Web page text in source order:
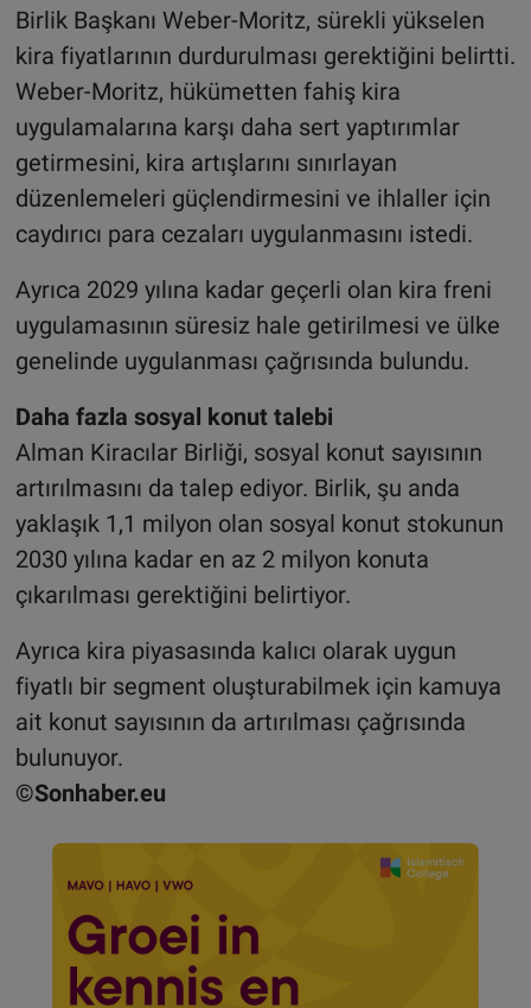
Birlik Başkanı Weber-Moritz, sürekli yükselen
kira fiyatlarının durdurulması gerektiğini belirtti.
Weber-Moritz, hükümetten fahiş kira
uygulamalarına karşı daha sert yaptırımlar
getirmesini, kira artışlarını sınırlayan
düzenlemeleri güçlendirmesini ve ihlaller için
caydırıcı para cezaları uygulanmasını istedi.
Ayrıca 2029 yılına kadar geçerli olan kira freni
uygulamasının süresiz hale getirilmesi ve ülke
genelinde uygulanması çağrısında bulundu.
Daha fazla sosyal konut talebi
Alman Kiracılar Birliği, sosyal konut sayısının
artırılmasını da talep ediyor. Birlik, şu anda
yaklaşık 1,1 milyon olan sosyal konut stokunun
2030 yılına kadar en az 2 milyon konuta
çıkarılması gerektiğini belirtiyor.
Ayrıca kira piyasasında kalıcı olarak uygun
fiyatlı bir segment oluşturabilmek için kamuya
ait konut sayısının da artırılması çağrısında
bulunuyor.
©Sonhaber.eu